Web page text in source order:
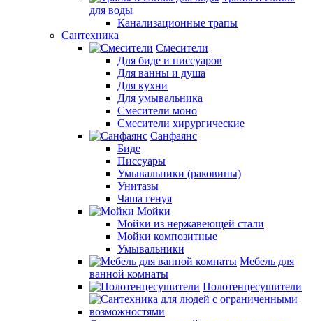
для воды
Канализационные трапы
Сантехника
Смесители
Для биде и писсуаров
Для ванны и душа
Для кухни
Для умывальника
Смесители моно
Смесители хирургические
Санфаянс
Биде
Писсуары
Умывальники (раковины)
Унитазы
Чаша генуя
Мойки
Мойки из нержавеющей стали
Мойки композитные
Умывальники
Мебель для
ванной комнаты
Полотенцесушители